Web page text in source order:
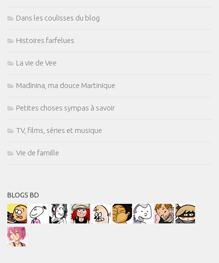
Dans les coulisses du blog
Histoires farfelues
La vie de Vee
Madinina, ma douce Martinique
Petites choses sympas à savoir
TV, films, séries et musique
Vie de famille
BLOGS BD